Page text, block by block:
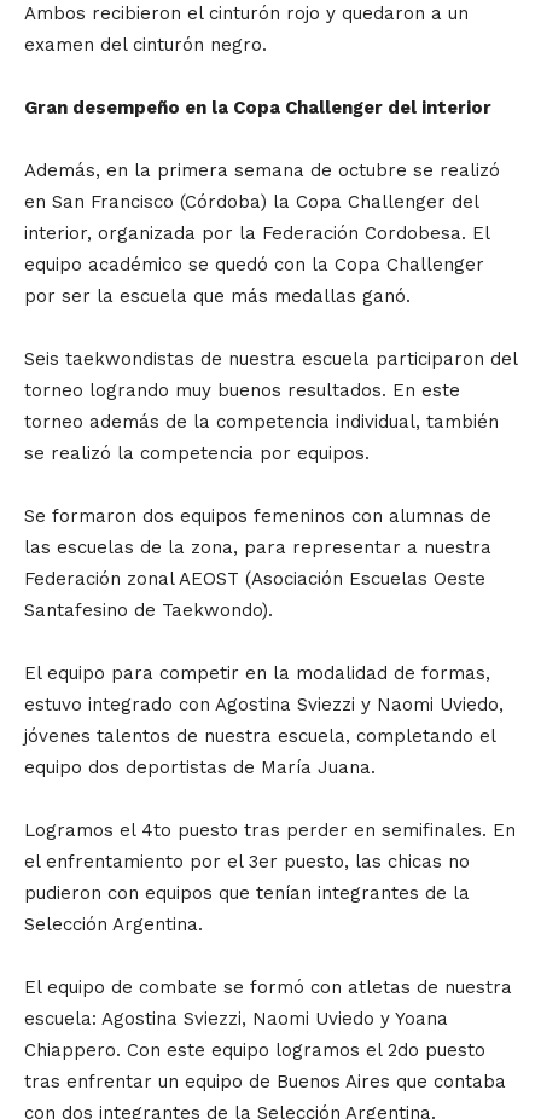
Ambos recibieron el cinturón rojo y quedaron a un
examen del cinturón negro.
Gran desempeño en la Copa Challenger del interior
Además, en la primera semana de octubre se realizó
en San Francisco (Córdoba) la Copa Challenger del
interior, organizada por la Federación Cordobesa. El
equipo académico se quedó con la Copa Challenger
por ser la escuela que más medallas ganó.
Seis taekwondistas de nuestra escuela participaron del
torneo logrando muy buenos resultados. En este
torneo además de la competencia individual, también
se realizó la competencia por equipos.
Se formaron dos equipos femeninos con alumnas de
las escuelas de la zona, para representar a nuestra
Federación zonal AEOST (Asociación Escuelas Oeste
Santafesino de Taekwondo).
El equipo para competir en la modalidad de formas,
estuvo integrado con Agostina Sviezzi y Naomi Uviedo,
jóvenes talentos de nuestra escuela, completando el
equipo dos deportistas de María Juana.
Logramos el 4to puesto tras perder en semifinales. En
el enfrentamiento por el 3er puesto, las chicas no
pudieron con equipos que tenían integrantes de la
Selección Argentina.
El equipo de combate se formó con atletas de nuestra
escuela: Agostina Sviezzi, Naomi Uviedo y Yoana
Chiappero. Con este equipo logramos el 2do puesto
tras enfrentar un equipo de Buenos Aires que contaba
con dos integrantes de la Selección Argentina.